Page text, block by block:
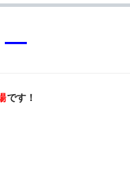
—
です！